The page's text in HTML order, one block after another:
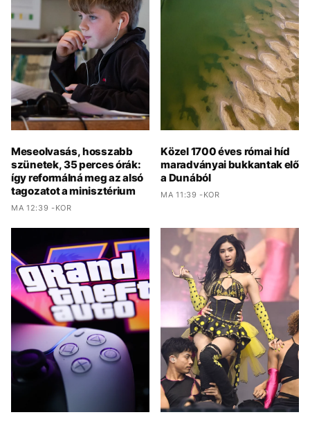
Meseolvasás, hosszabb
szünetek, 35 perces órák:
így reformálná meg az alsó
tagozatot a minisztérium
MA 12:39 -KOR
Közel 1700 éves római híd
maradványai bukkantak elő
a Dunából
MA 11:39 -KOR